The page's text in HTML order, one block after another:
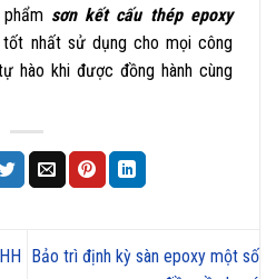
sơn kết cấu thép epoxy
nhất sử dụng cho mọi công
hào khi được đồng hành cùng
Bảo trì định kỳ sàn epoxy một số